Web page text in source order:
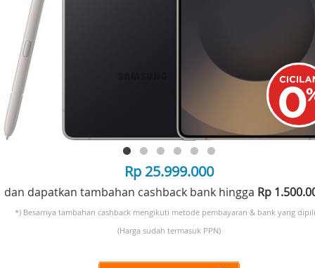
Rp 25.999.000
dan dapatkan tambahan cashback bank hingga Rp
*) Besarnya tambahan cashback mengikuti metode pembayaran & bank yang
(Harga sudah termasuk PPN)